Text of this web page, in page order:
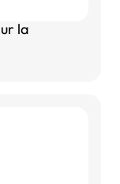
la